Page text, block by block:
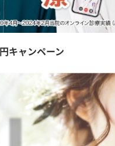
キャンペーン